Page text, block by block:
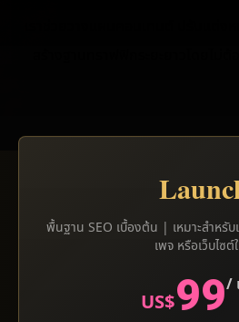
พื้นฐาน SEO เบื้องต้น | เหมาะสำหรั
เพจ หรือเว็บไซต์
US$99/